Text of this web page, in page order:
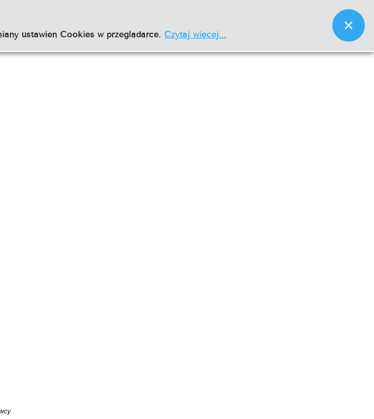
ustawień Cookies w przeglądarce.Czytaj więcej...